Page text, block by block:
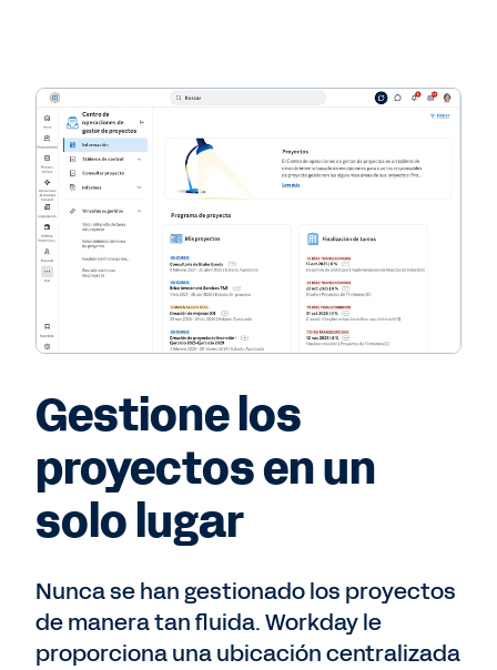
Gestione los
proyectos en un
solo lugar
Nunca se han gestionado los proyectos
de manera tan fluida. Workday le
proporciona una ubicación centralizada